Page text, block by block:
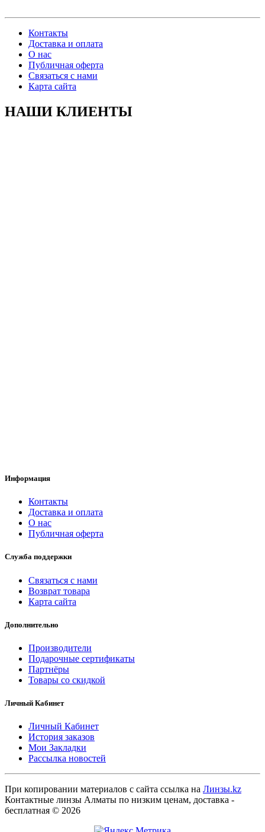
Контакты
Доставка и оплата
О нас
Публичная оферта
Связаться с нами
Карта сайта
НАШИ КЛИЕНТЫ
Информация
Контакты
Доставка и оплата
О нас
Публичная оферта
Служба поддержки
Связаться с нами
Возврат товара
Карта сайта
Дополнительно
Производители
Подарочные сертификаты
Партнёры
Товары со скидкой
Личный Кабинет
Личный Кабинет
История заказов
Мои Закладки
Рассылка новостей
При копировании материалов с сайта ссылка на Линзы.kz
Контактные линзы Алматы по низким ценам, доставка -
бесплатная © 2026